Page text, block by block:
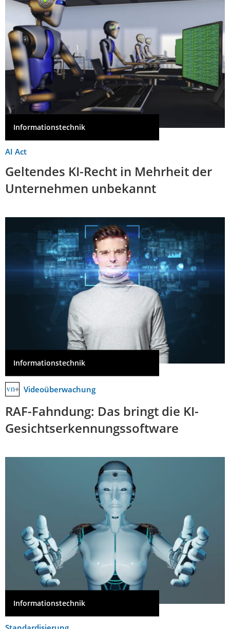
Informationstechnik
AI Act
Geltendes KI-Recht in Mehrheit der
Unternehmen unbekannt
Informationstechnik
Videoüberwachung
RAF-Fahndung: Das bringt die KI-
Gesichtserkennungssoftware
Informationstechnik